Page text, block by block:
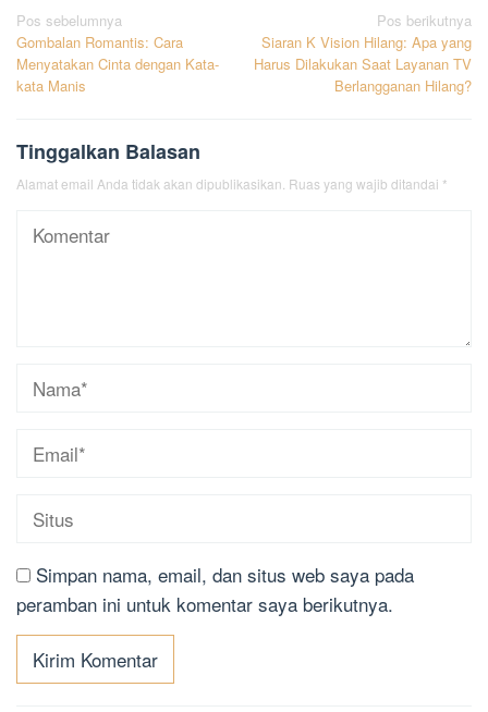
Navigasi
pos
Pos sebelumnya
Gombalan Romantis: Cara
Menyatakan Cinta dengan Kata-
kata Manis
Pos berikutnya
Siaran K Vision Hilang: Apa yang
Harus Dilakukan Saat Layanan TV
Berlangganan Hilang?
Tinggalkan Balasan
Alamat email Anda tidak akan dipublikasikan. Ruas yang wajib ditandai *
Simpan nama, email, dan situs web saya pada
peramban ini untuk komentar saya berikutnya.